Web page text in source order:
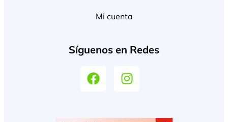
Mi cuenta
Síguenos en Redes